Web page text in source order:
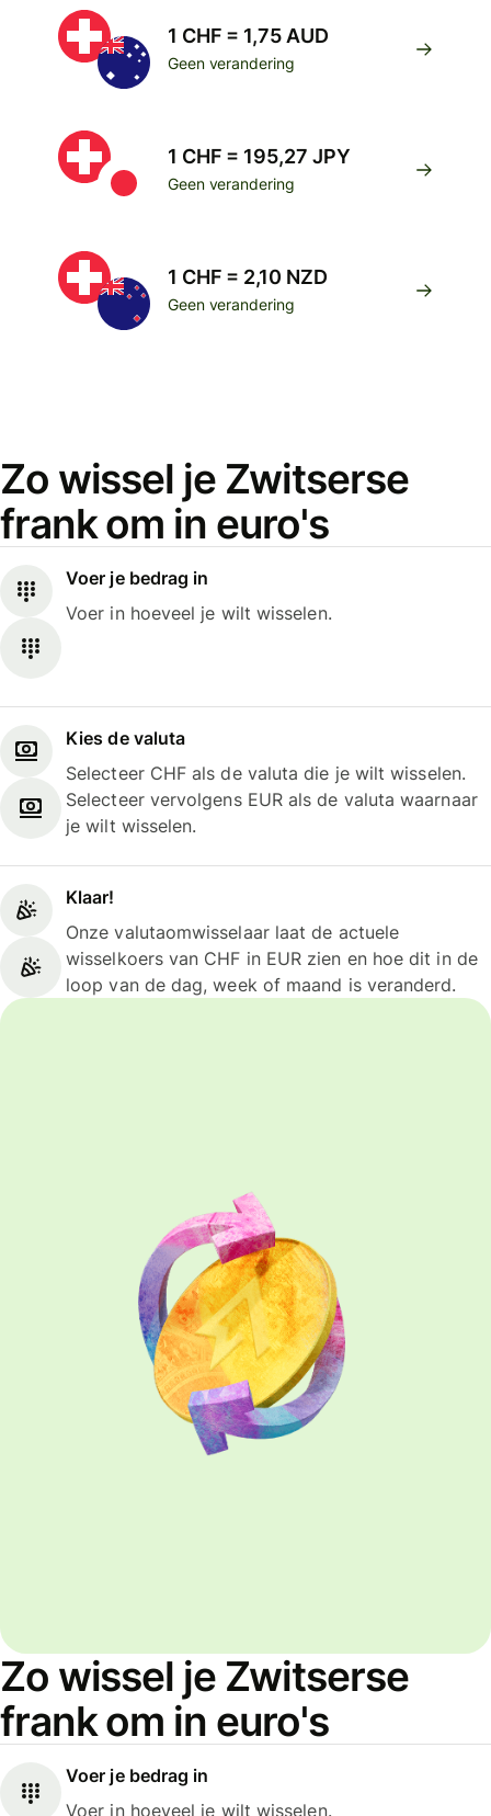
1 CHF = 1,75 AUD
Geen verandering
1 CHF = 195,27 JPY
Geen verandering
1 CHF = 2,10 NZD
Geen verandering
Zo wissel je Zwitserse
frank om in euro's
Voer je bedrag in
Voer in hoeveel je wilt wisselen.
Kies de valuta
Selecteer CHF als de valuta die je wilt wisselen.
Selecteer vervolgens EUR als de valuta waarnaar
je wilt wisselen.
Klaar!
Onze valutaomwisselaar laat de actuele
wisselkoers van CHF in EUR zien en hoe dit in de
loop van de dag, week of maand is veranderd.
Zo wissel je Zwitserse
frank om in euro's
Voer je bedrag in
Voer in hoeveel je wilt wisselen.